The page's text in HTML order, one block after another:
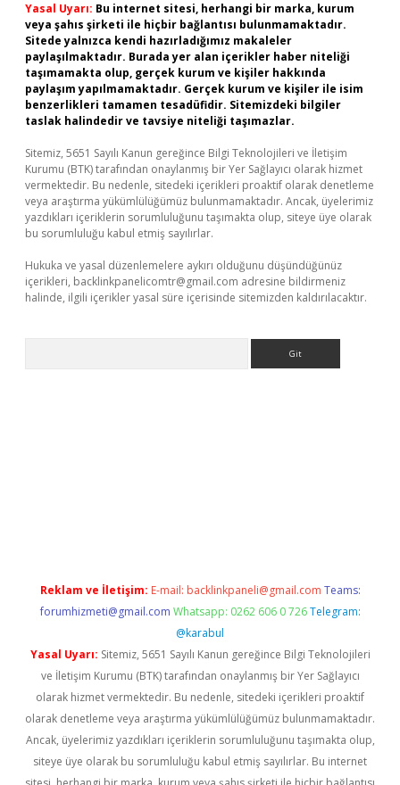
Yasal Uyarı: Bu internet sitesi, herhangi bir marka, kurum
veya şahıs şirketi ile hiçbir bağlantısı bulunmamaktadır.
Sitede yalnızca kendi hazırladığımız makaleler
paylaşılmaktadır. Burada yer alan içerikler haber niteliği
taşımamakta olup, gerçek kurum ve kişiler hakkında
paylaşım yapılmamaktadır. Gerçek kurum ve kişiler ile isim
benzerlikleri tamamen tesadüfidir. Sitemizdeki bilgiler
taslak halindedir ve tavsiye niteliği taşımazlar.
Sitemiz, 5651 Sayılı Kanun gereğince Bilgi Teknolojileri ve İletişim
Kurumu (BTK) tarafından onaylanmış bir Yer Sağlayıcı olarak hizmet
vermektedir. Bu nedenle, sitedeki içerikleri proaktif olarak denetleme
veya araştırma yükümlülüğümüz bulunmamaktadır. Ancak, üyelerimiz
yazdıkları içeriklerin sorumluluğunu taşımakta olup, siteye üye olarak
bu sorumluluğu kabul etmiş sayılırlar.
Hukuka ve yasal düzenlemelere aykırı olduğunu düşündüğünüz
içerikleri, backlinkpanelicomtr@gmail.com adresine bildirmeniz
halinde, ilgili içerikler yasal süre içerisinde sitemizden kaldırılacaktır.
Reklam ve İletişim: E-mail: backlinkpaneli@gmail.com Teams:
forumhizmeti@gmail.com Whatsapp: 0262 606 0 726 Telegram:
@karabul
Yasal Uyarı: Sitemiz, 5651 Sayılı Kanun gereğince Bilgi Teknolojileri
ve İletişim Kurumu (BTK) tarafından onaylanmış bir Yer Sağlayıcı
olarak hizmet vermektedir. Bu nedenle, sitedeki içerikleri proaktif
olarak denetleme veya araştırma yükümlülüğümüz bulunmamaktadır.
Ancak, üyelerimiz yazdıkları içeriklerin sorumluluğunu taşımakta olup,
siteye üye olarak bu sorumluluğu kabul etmiş sayılırlar. Bu internet